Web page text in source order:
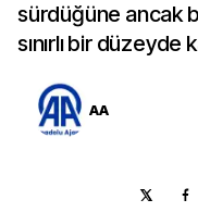
sürdüğüne ancak
sınırlı bir düzeyde
AA